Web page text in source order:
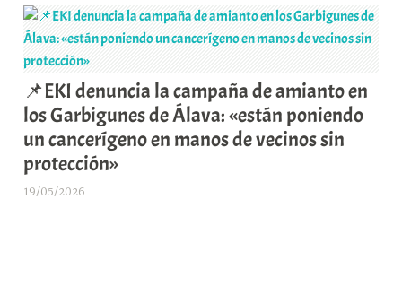
📌EKI denuncia la campaña de amianto en
los Garbigunes de Álava: «están poniendo
un cancerígeno en manos de vecinos sin
protección»
19/05/2026